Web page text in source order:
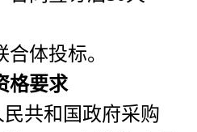
体投标。
格要求
共和国政府采购